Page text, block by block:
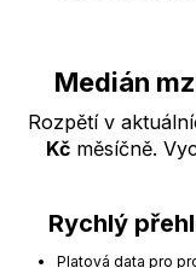
Medián
Rozpětí v
Kč měsíčně.
Rychlý
Platová data pro